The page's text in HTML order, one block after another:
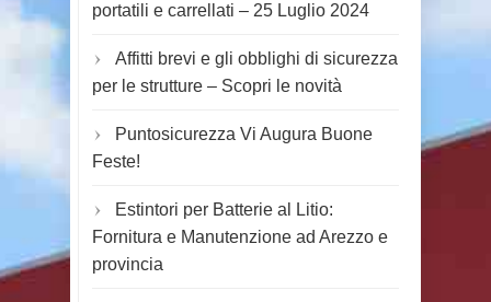
portatili e carrellati – 25 Luglio 2024
Affitti brevi e gli obblighi di sicurezza
per le strutture – Scopri le novità
Puntosicurezza Vi Augura Buone
Feste!
Estintori per Batterie al Litio:
Fornitura e Manutenzione ad Arezzo e
provincia